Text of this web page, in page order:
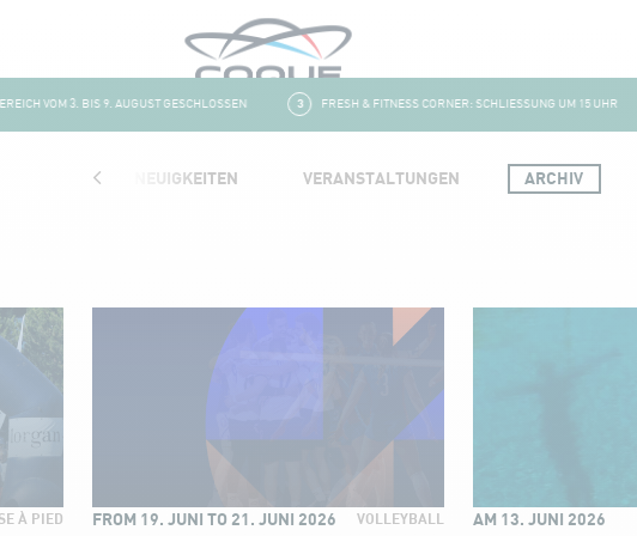
VOM 3. BIS 9. AUGUST GESCHLOSSEN FRESH & FITNESS CORNER: SCHLIESSUNG UM 15 UHR
NEUIGKEITEN VERANSTALTUNGEN ARCHIV
À PIED FROM 19. JUNI TO 21. JUNI 2026 VOLLEYBALL AM 13. JUNI 2026